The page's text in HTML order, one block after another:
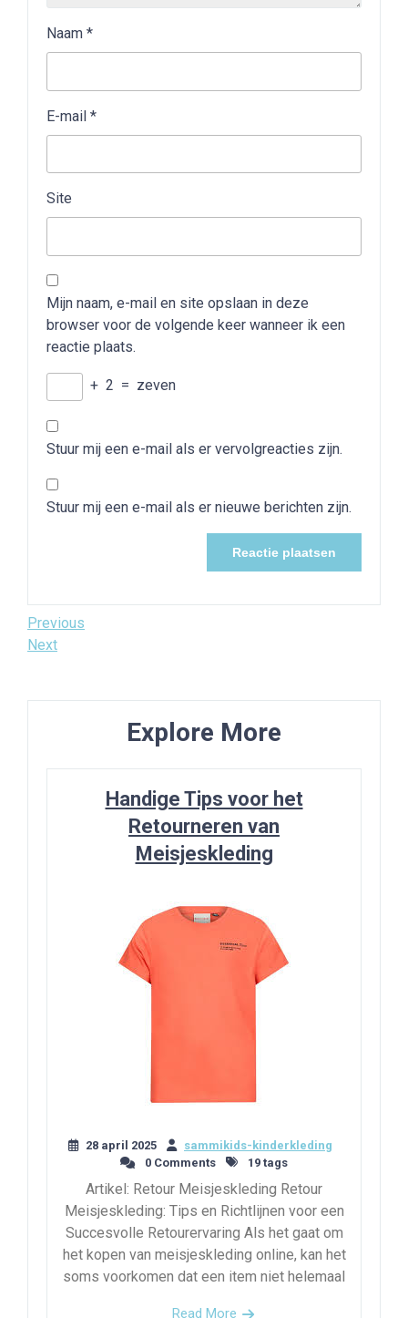
Naam *
E-mail *
Site
Mijn naam, e-mail en site opslaan in deze
browser voor de volgende keer wanneer ik een
reactie plaats.
+ 2 = zeven
Stuur mij een e-mail als er vervolgreacties zijn.
Stuur mij een e-mail als er nieuwe berichten zijn.
Bericht
navigatie
Previous
Post
Previous
Next
Next
Explore More
Handige Tips voor het
Retourneren van
Meisjeskleding
28 april 2025
sammikids-kinderkleding
0 Comments
19 tags
Artikel: Retour Meisjeskleding Retour
Meisjeskleding: Tips en Richtlijnen voor een
Succesvolle Retourervaring Als het gaat om
het kopen van meisjeskleding online, kan het
soms voorkomen dat een item niet helemaal
Read More